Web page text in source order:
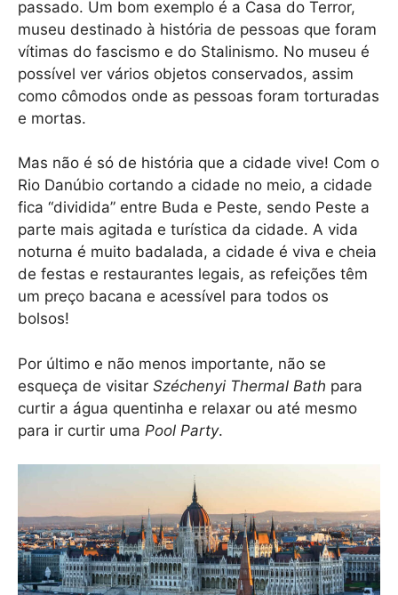
passado. Um bom exemplo é a Casa do Terror,
museu destinado à história de pessoas que foram
vítimas do fascismo e do Stalinismo. No museu é
possível ver vários objetos conservados, assim
como cômodos onde as pessoas foram torturadas
e mortas.
Mas não é só de história que a cidade vive! Com o
Rio Danúbio cortando a cidade no meio, a cidade
fica “dividida” entre Buda e Peste, sendo Peste a
parte mais agitada e turística da cidade. A vida
noturna é muito badalada, a cidade é viva e cheia
de festas e restaurantes legais, as refeições têm
um preço bacana e acessível para todos os
bolsos!
Por último e não menos importante, não se
esqueça de visitar Széchenyi Thermal Bath para
curtir a água quentinha e relaxar ou até mesmo
para ir curtir uma Pool Party.